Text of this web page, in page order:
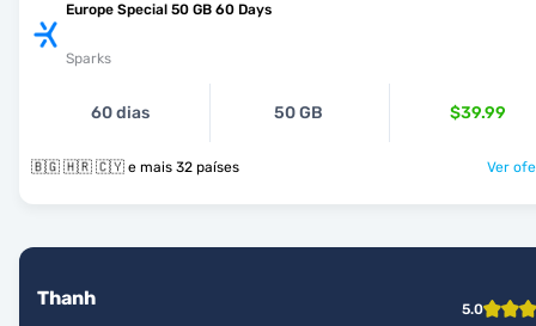
Europe Special 50 GB 60 Days
Sparks
60 dias 50 GB $39.99
🇧🇬 🇭🇷 🇨🇾 e mais 32 países Ver
Thanh 5.0